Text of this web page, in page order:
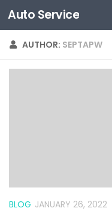
Skip to content
Auto Service
AUTHOR: SEPTAPW
BLOG JANUARY 26, 2022